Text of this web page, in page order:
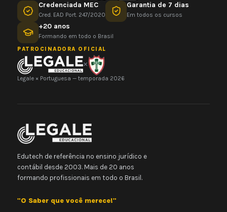
Credenciada MEC
Cred. EAD Port. 247/2020
Garantia de 7 dias
Em todos os cursos
+20 anos
Formando em todo o Brasil
PATROCINADORA OFICIAL
×
Legale × Portuguesa — temporada 2026
Edutech de referência no ensino jurídico e
contábil desde 2003. Mais de 20 anos
formando profissionais em todo o Brasil.
"O Saber que você merece!"